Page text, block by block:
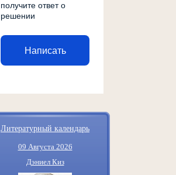
получите ответ о
решении
Написать
Литературный календарь
09 Августа 2026
Дэниел Киз